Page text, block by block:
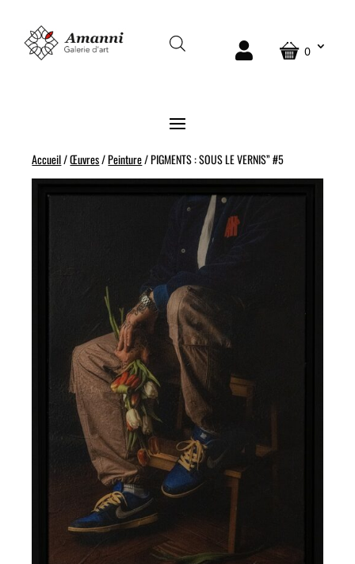
0
Accueil/Œuvres/Peinture/ PIGMENTS : SOUS LE VERNIS” #5